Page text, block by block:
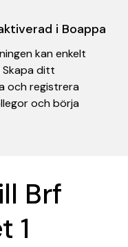
i Boappa
kan enkelt
ditt
och registrera
och börja
Brf
1